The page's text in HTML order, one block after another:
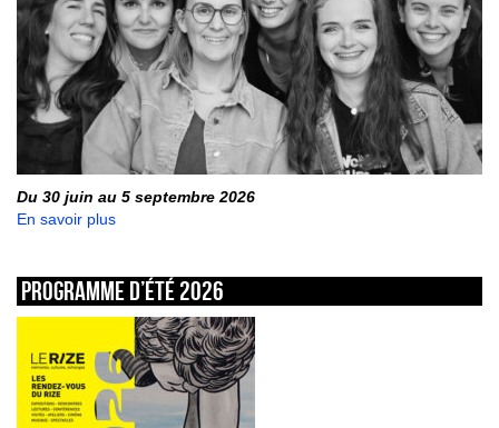
Du 30 juin au 5 septembre 2026
En savoir plus
Programme d’été 2026